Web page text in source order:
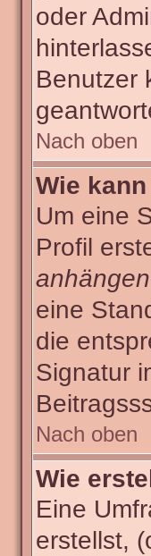
oder
Benutzer
Nach oben
Wie
Um eine
Profil
anhängen
eine
die
Signatur
Nach oben
Wie
Eine
erstellst,